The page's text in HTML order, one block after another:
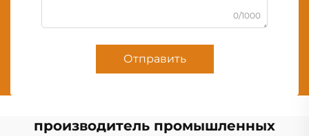
0/1000
Отправить
производитель промышленных